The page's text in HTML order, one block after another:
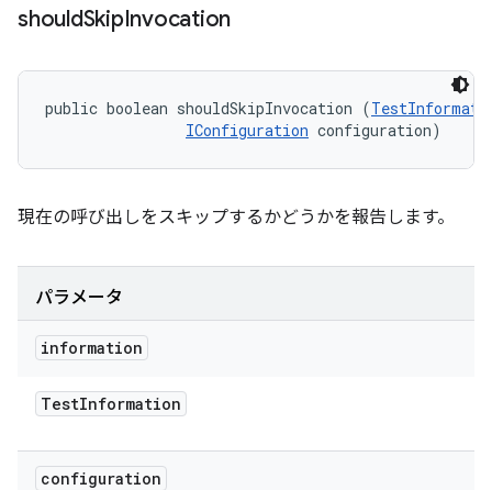
shouldSkipInvocation
public boolean shouldSkipInvocation (
IConfiguration configuration)
現在の呼び出しをスキップするかどうかを報告します。
パラメータ
information
TestInformation
configuration